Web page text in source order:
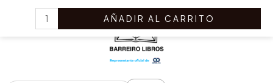
Bloqueos
Nerviosos
y
AÑADIR AL CARRITO